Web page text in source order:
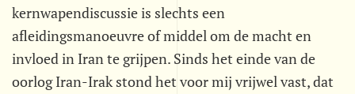
kernwapendiscussie is slechts een
afleidingsmanoeuvre of middel om de macht en
invloed in Iran te grijpen. Sinds het einde van de
oorlog Iran-Irak stond het voor mij vrijwel vast, dat